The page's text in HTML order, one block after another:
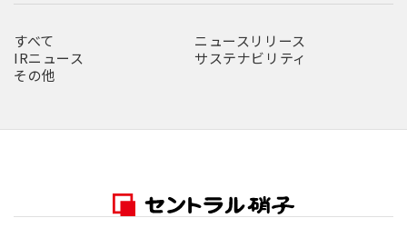
すべて
ニュースリリース
IRニュース
サステナビリティ
その他